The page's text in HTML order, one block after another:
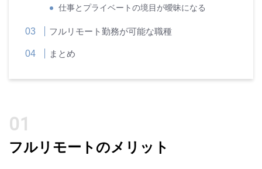
仕事とプライベートの境目が曖昧になる
フルリモート勤務が可能な職種
まとめ
フルリモートのメリット